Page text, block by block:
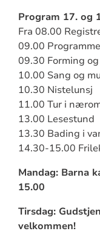
Program 17. og
Fra 08.00
09.00
09.30 Forming
10.00 Sang og
10.30
11.00 Tur i
13.00 Lesestund
13.30 Bading i
14.30-15.00
Mandag: Barna
15.00
Tirsdag:
velkommen!